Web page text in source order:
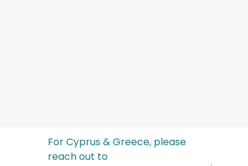
For Cyprus & Greece, please
reach out to